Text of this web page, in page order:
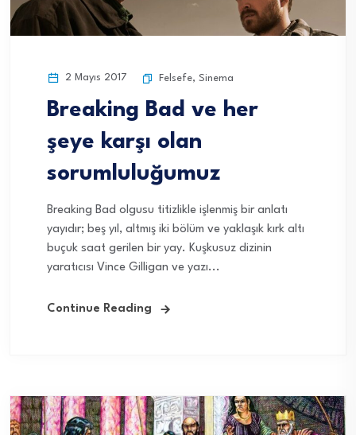
2 Mayıs 2017 Felsefe, Sinema
Breaking Bad ve her
şeye karşı olan
sorumluluğumuz
Breaking Bad olgusu titizlikle işlenmiş bir anlatı
yayıdır; beş yıl, altmış iki bölüm ve yaklaşık kırk altı
buçuk saat gerilen bir yay. Kuşkusuz dizinin
yaratıcısı Vince Gilligan ve yazı...
Continue Reading